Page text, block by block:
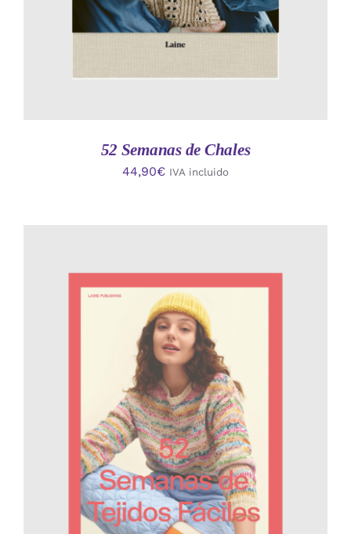
52 Semanas de Chales
44,90€ IVA incluido
AÑADIR AL CARRITO
/
DETALLES